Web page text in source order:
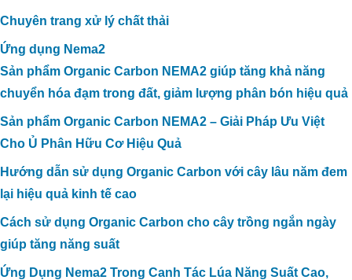
Chuyên trang xử lý chất thải
Ứng dụng Nema2
Sản phẩm Organic Carbon NEMA2 giúp tăng khả năng
chuyển hóa đạm trong đất, giảm lượng phân bón hiệu quả
Sản phẩm Organic Carbon NEMA2 – Giải Pháp Ưu Việt
Cho Ủ Phân Hữu Cơ Hiệu Quả
Hướng dẫn sử dụng Organic Carbon với cây lâu năm đem
lại hiệu quả kinh tế cao
Cách sử dụng Organic Carbon cho cây trồng ngắn ngày
giúp tăng năng suất
Ứng Dụng Nema2 Trong Canh Tác Lúa Năng Suất Cao,